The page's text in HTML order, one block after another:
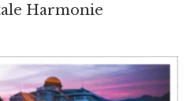
Harmonie